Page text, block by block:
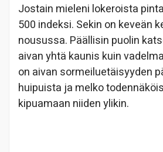
Jostain mieleni lokeroista
500 indeksi. Sekin on keveän
nousussa. Päällisin puolin
aivan yhtä kaunis kuin
on aivan sormeiluetäisyyden
huipuista ja melko
kipuamaan niiden ylikin.